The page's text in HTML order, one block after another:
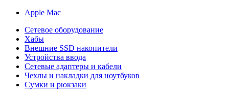
Apple Mac
Сетевое оборудование
Хабы
Внешние SSD накопители
Устройства ввода
Сетевые адаптеры и кабели
Чехлы и накладки для ноутбуков
Сумки и рюкзаки